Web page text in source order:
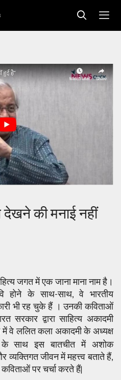
देखने की मनाई नहीं
जगत में एक जाना माना नाम है।
होने के साथ-साथ, वे भारतीय
भी रह चुके हैं । उनकी कविताओं
द्वारा साहित्य अकादमी
में वे ललित कला अकादमी के अध्यक्ष
के साथ इस बातचीत में अशोक
व्यक्तिगत जीवन में महत्त्व बताते हैं,
कविताओं पर चर्चा करते हैं|